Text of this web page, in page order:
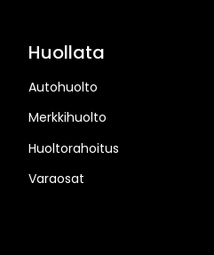
Huollata
Autohuolto
Merkkihuolto
Huoltorahoitus
Varaosat